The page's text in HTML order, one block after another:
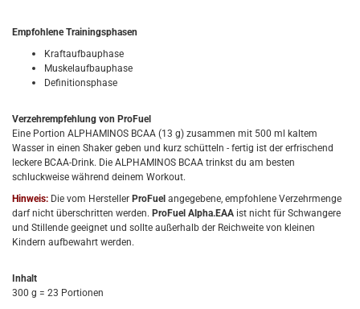
Empfohlene Trainingsphasen
Kraftaufbauphase
Muskelaufbauphase
Definitionsphase
Verzehrempfehlung von ProFuel
Eine Portion ALPHAMINOS BCAA (13 g) zusammen mit 500 ml kaltem
Wasser in einen Shaker geben und kurz schütteln - fertig ist der erfrischend
leckere BCAA-Drink. Die ALPHAMINOS BCAA trinkst du am besten
schluckweise während deinem Workout.
Hinweis: Die vom Hersteller ProFuel angegebene, empfohlene Verzehrmenge
darf nicht überschritten werden. ProFuel Alpha.EAA ist nicht für Schwangere
und Stillende geeignet und sollte außerhalb der Reichweite von kleinen
Kindern aufbewahrt werden.
Inhalt
300 g = 23 Portionen